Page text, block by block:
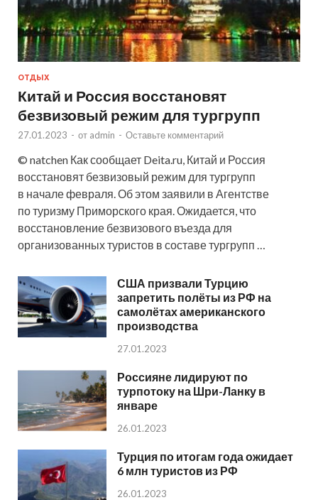
ОТДЫХ
Китай и Россия восстановят
безвизовый режим для тургрупп
27.01.2023 - от admin - Оставьте комментарий
© natchen Как сообщает Deita.ru, Китай и Россия
восстановят безвизовый режим для тургрупп
в начале февраля. Об этом заявили в Агентстве
по туризму Приморского края. Ожидается, что
восстановление безвизового въезда для
организованных туристов в составе тургрупп …
США призвали Турцию
запретить полёты из РФ на
самолётах американского
производства
27.01.2023
Россияне лидируют по
турпотоку на Шри-Ланку в
январе
26.01.2023
Турция по итогам года ожидает
6 млн туристов из РФ
26.01.2023